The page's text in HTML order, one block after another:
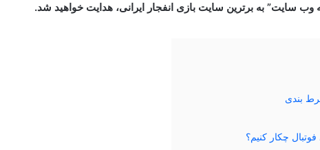
وب سایت” به برترین سایت بازی انفجار ایرانی، هدایت خواهید شد.
بندی
چکار کنیم؟